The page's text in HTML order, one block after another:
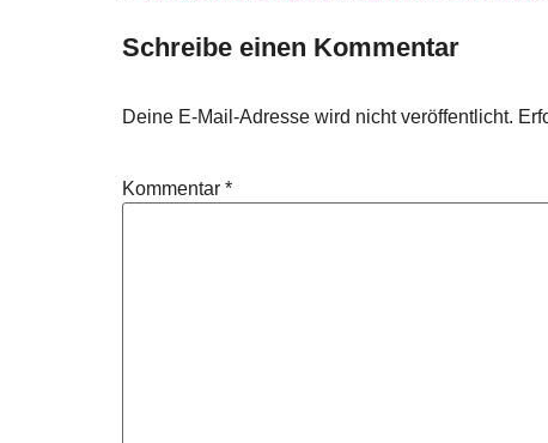
Schreibe einen Kommentar
Deine E-Mail-Adresse wird nicht veröffentlicht.
Kommentar *